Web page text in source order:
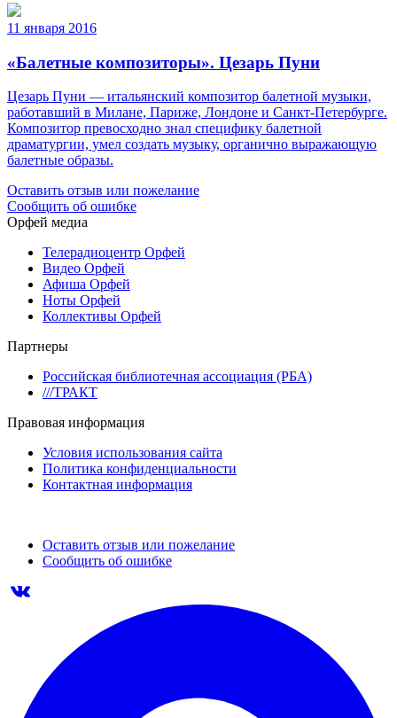
11 января 2016
«Балетные композиторы». Цезарь Пуни
Цезарь Пуни — итальянский композитор балетной музыки,
работавший в Милане, Париже, Лондоне и Санкт-Петербурге.
Композитор превосходно знал специфику балетной
драматургии, умел создать музыку, органично выражающую
балетные образы.
Оставить отзыв или пожелание
Сообщить об ошибке
Орфей медиа
Телерадиоцентр Орфей
Видео Орфей
Афиша Орфей
Ноты Орфей
Коллективы Орфей
Партнеры
Российская библиотечная ассоциация (РБА)
///ТРАКТ
Правовая информация
Условия использования сайта
Политика конфиденциальности
Контактная информация
Оставить отзыв или пожелание
Сообщить об ошибке